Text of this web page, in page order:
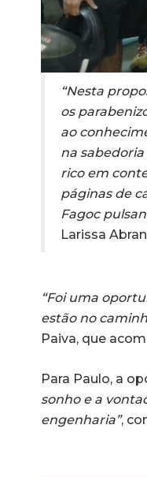
“Nesta
os
ao
na
rico em
páginas de
Fagoc
Larissa
“Foi uma
estão no
Paiva, que
Para Paulo, a
sonho e a
engenharia”,